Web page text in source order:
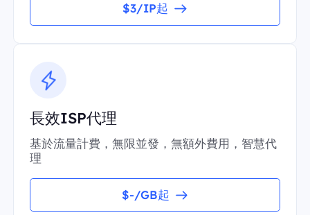
$3/IP起
長效ISP代理
基於流量計費，無限並發，無額外費用，智慧代
理
$-/GB起